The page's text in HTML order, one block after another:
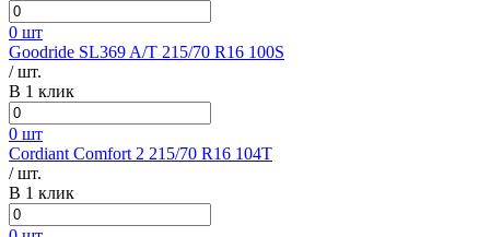
0 шт
Goodride SL369 A/T 215/70 R16 100S
/ шт.
В 1 клик
0 шт
Cordiant Comfort 2 215/70 R16 104T
/ шт.
В 1 клик